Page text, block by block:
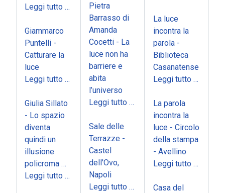
Leggi tutto …
Giammarco
Puntelli -
Catturare la
luce
Leggi tutto …
Giulia Sillato
- Lo spazio
diventa
quindi un
illusione
policroma …
Leggi tutto …
Pietra
Barrasso di
Amanda
Cocetti - La
luce non ha
barriere e
abita
l’universo
Leggi tutto …
Sale delle
Terrazze -
Castel
dell'Ovo,
Napoli
Leggi tutto …
La luce
incontra la
parola -
Biblioteca
Casanatense
Leggi tutto …
La parola
incontra la
luce - Circolo
della stampa
- Avellino
Leggi tutto …
Casa del